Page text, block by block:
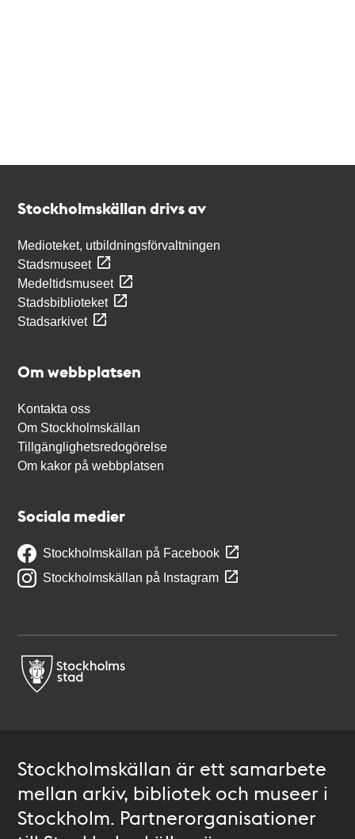
Stockholmskällan drivs av
Medioteket, utbildningsförvaltningen
Stadsmuseet
Medeltidsmuseet
Stadsbiblioteket
Stadsarkivet
Om webbplatsen
Kontakta oss
Om Stockholmskällan
Tillgänglighetsredogörelse
Om kakor på webbplatsen
Sociala medier
Stockholmskällan på Facebook
Stockholmskällan på Instagram
Stockholmskällan är ett samarbete
mellan arkiv, bibliotek och museer i
Stockholm. Partnerorganisationer